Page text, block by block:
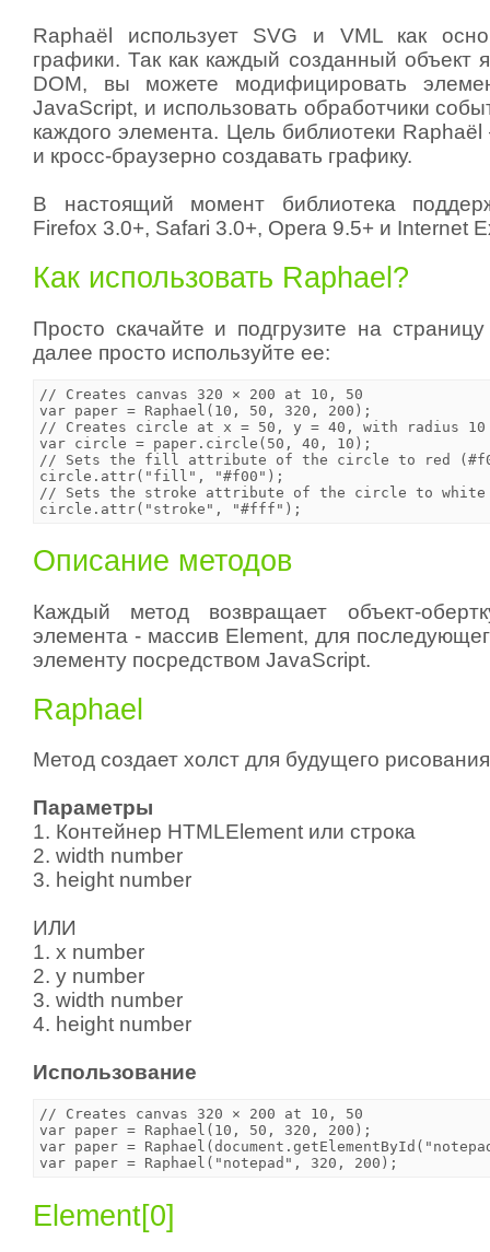
Raphaël использует SVG и VML как
графики. Так как каждый созданный объект
DOM, вы можете модифицировать
JavaScript, и использовать обработчики
каждого элемента. Цель библиотеки Raphaël
и кросс-браузерно создавать графику.
В настоящий момент библиотека
Firefox 3.0+, Safari 3.0+, Opera 9.5+ и Internet
Как использовать Raphael?
Просто скачайте и подгрузите на
далее просто используйте ее:
// Creates canvas 320 × 200 at 10, 50
var paper = Raphael(10, 50, 320, 200);
// Creates circle at x = 50, y = 40, with radius 10
var circle = paper.circle(50, 40, 10);
// Sets the fill attribute of the circle to red
circle.attr("fill", "#f00");
// Sets the stroke attribute of the circle to
Описание методов
Каждый метод возвращает объект-
элемента - массив Element, для
элементу посредством JavaScript.
Raphael
Метод создает холст для будущего
Параметры
1. Контейнер HTMLElement или строка
2. width number
3. height number
ИЛИ
1. x number
2. y number
3. width number
4. height number
Использование
// Creates canvas 320 × 200 at 10, 50
var paper = Raphael(10, 50, 320, 200);
var paper =
Element[0]